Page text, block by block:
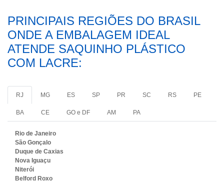
PRINCIPAIS REGIÕES DO BRASIL
ONDE A EMBALAGEM IDEAL
ATENDE SAQUINHO PLÁSTICO
COM LACRE:
RJ MG ES SP PR SC RS PE
BA CE GO e DF AM PA
Rio de Janeiro
São Gonçalo
Duque de Caxias
Nova Iguaçu
Niterói
Belford Roxo